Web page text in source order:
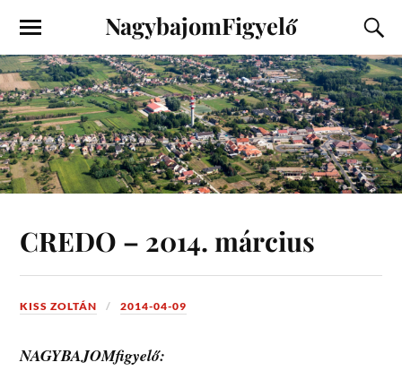
NagybajomFigyelő
CREDO – 2014. március
KISS ZOLTÁN 2014-04-09
NAGYBAJOMfigyelő: